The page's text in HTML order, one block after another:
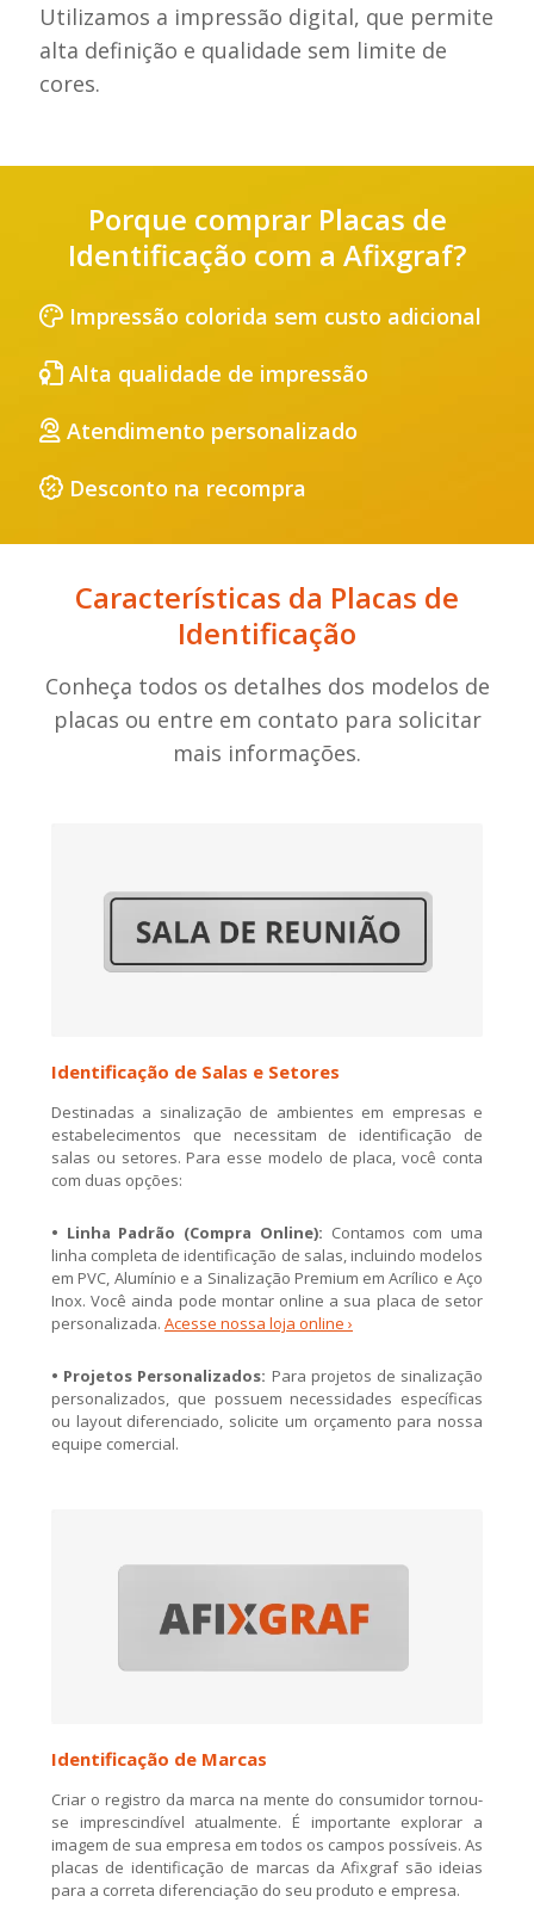
Utilizamos a impressão digital, que permite
alta definição e qualidade sem limite de
cores.
Porque comprar Placas de
Identificação com a Afixgraf?
Impressão colorida sem custo adicional
Alta qualidade de impressão
Atendimento personalizado
Desconto na recompra
Características da Placas de
Identificação
Conheça todos os detalhes dos modelos de
placas ou entre em contato para solicitar
mais informações.
Identificação de Salas e Setores
Destinadas a sinalização de ambientes em empresas e
estabelecimentos que necessitam de identificação de
salas ou setores. Para esse modelo de placa, você conta
com duas opções:
• Linha Padrão (Compra Online): Contamos com uma
linha completa de identificação de salas, incluindo modelos
em PVC, Alumínio e a Sinalização Premium em Acrílico e Aço
Inox. Você ainda pode montar online a sua placa de setor
personalizada. Acesse nossa loja online ›
• Projetos Personalizados: Para projetos de sinalização
personalizados, que possuem necessidades específicas
ou layout diferenciado, solicite um orçamento para nossa
equipe comercial.
Identificação de Marcas
Criar o registro da marca na mente do consumidor tornou-
se imprescindível atualmente. É importante explorar a
imagem de sua empresa em todos os campos possíveis. As
placas de identificação de marcas da Afixgraf são ideias
para a correta diferenciação do seu produto e empresa.